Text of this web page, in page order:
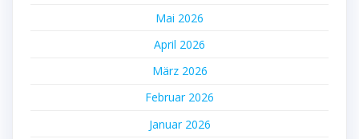
Mai 2026
April 2026
März 2026
Februar 2026
Januar 2026